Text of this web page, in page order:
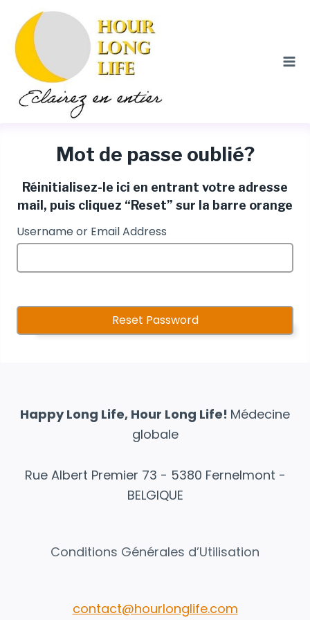
content
Mot de passe oublié?
Réinitialisez-le ici en entrant votre adresse
mail, puis cliquez “Reset” sur la barre orange
Username or Email Address
Happy Long Life, Hour Long Life! Médecine
globale
Rue Albert Premier 73 - 5380 Fernelmont -
BELGIQUE
Conditions Générales d’Utilisation
contact@hourlonglife.com